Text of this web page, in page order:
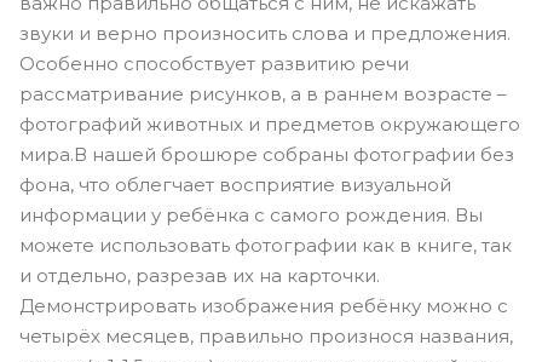
звуки и верно произносить слова и предложения.
Особенно способствует развитию речи
рассматривание рисунков, а в раннем возрасте –
фотографий животных и предметов окружающего
мира.В нашей брошюре собраны фотографии без
фона, что облегчает восприятие визуальной
информации у ребёнка с самого рождения. Вы
можете использовать фотографии как в книге, так
и отдельно, разрезав их на карточки.
Демонстрировать изображения ребёнку можно с
четырёх месяцев, правильно произнося названия,